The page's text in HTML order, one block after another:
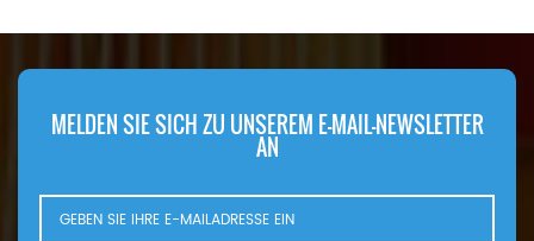
MELDEN SIE SICH ZU UNSEREM E-MAIL-NEWSLETTER
AN